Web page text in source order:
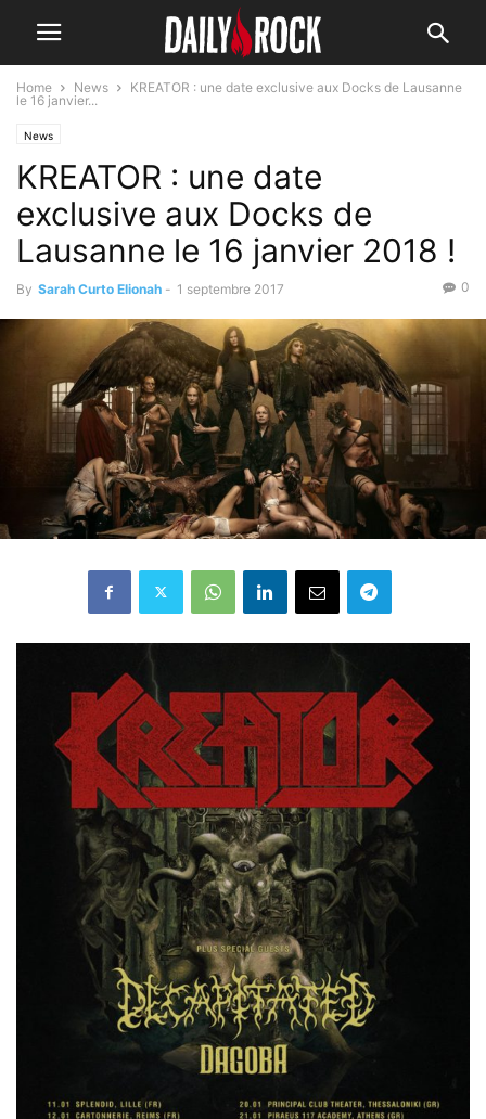
Home News
KREATOR : une date exclusive aux Docks de Lausanne
le 16 janvier...
News
KREATOR : une date
exclusive aux Docks de
Lausanne le 16 janvier 2018 !
By Sarah Curto Elionah - 1 septembre 2017 0